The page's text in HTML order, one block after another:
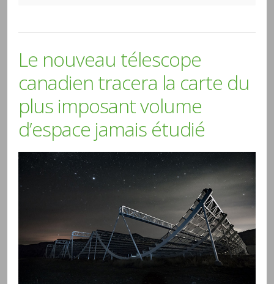
Le nouveau télescope
canadien tracera la carte du
plus imposant volume
d’espace jamais étudié